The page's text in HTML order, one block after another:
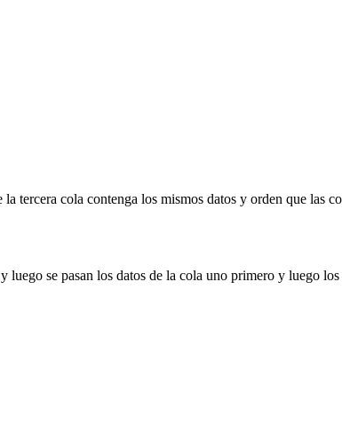
tercera cola contenga los mismos datos y orden que las
se pasan los datos de la cola uno primero y luego